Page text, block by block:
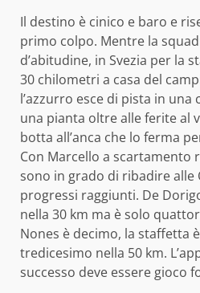
Il destino è cinico e baro e
primo colpo. Mentre la
d’abitudine, in Svezia per la
30 chilometri a casa del
l’azzurro esce di pista in una
una pianta oltre alle ferite al
botta all’anca che lo ferma
Con Marcello a scartamento
sono in grado di ribadire alle
progressi raggiunti. De
nella 30 km ma è solo
Nones è decimo, la staffetta
tredicesimo nella 50 km.
successo deve essere gioco